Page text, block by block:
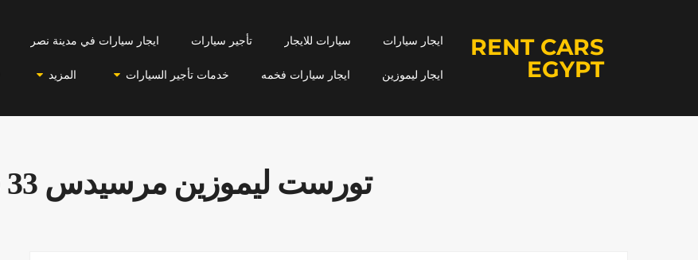
RENT CARS
EGYPT
ايجار سيارات سيارات للايجار تأجير سيارات ايجار سيارات في مدينة نصر
ايجار ليموزين ايجار سيارات فخمه خدمات تأجير السيارات المزيد
تورست ليموزين مرسيدس 33 فرد